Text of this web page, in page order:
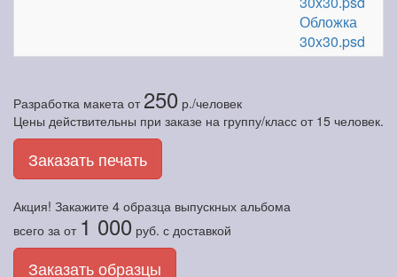
Обложка
30x30.psd
Разработка макета от 250 р./человек
Цены действительны при заказе на группу/класс от 15 человек.
Заказать печать
Акция! Закажите 4 образца выпускных альбома
всего за от 1 000 руб. с доставкой
Заказать образцы